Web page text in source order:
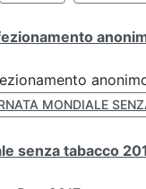
MONDIALE
senza tabacco